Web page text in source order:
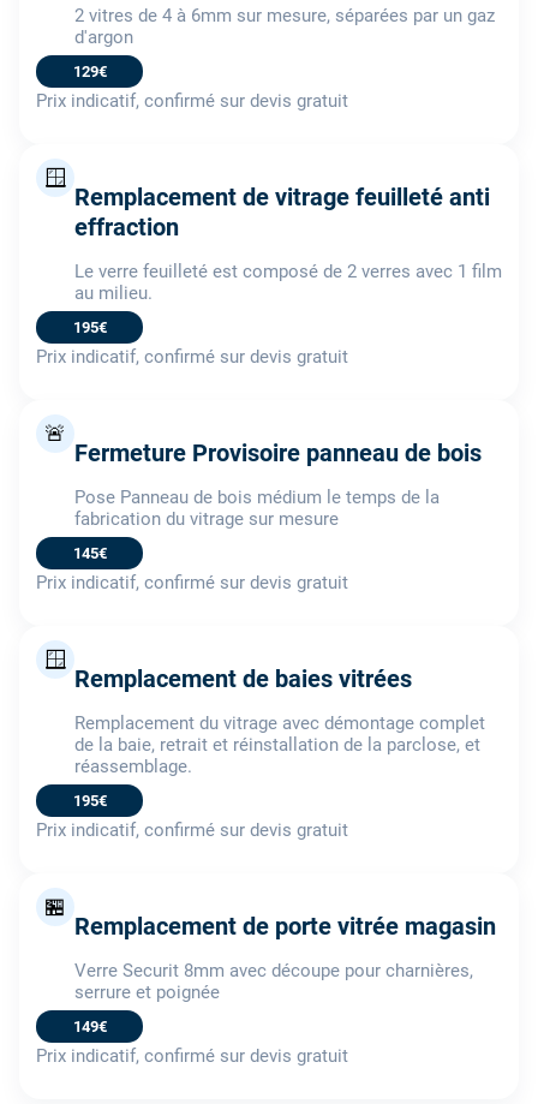
2 vitres de 4 à 6mm sur mesure, séparées par un gaz
d'argon
129€
Prix indicatif, confirmé sur devis gratuit
🪟
Remplacement de vitrage feuilleté anti
effraction
Le verre feuilleté est composé de 2 verres avec 1 film
au milieu.
195€
Prix indicatif, confirmé sur devis gratuit
🚨
Fermeture Provisoire panneau de bois
Pose Panneau de bois médium le temps de la
fabrication du vitrage sur mesure
145€
Prix indicatif, confirmé sur devis gratuit
🪟
Remplacement de baies vitrées
Remplacement du vitrage avec démontage complet
de la baie, retrait et réinstallation de la parclose, et
réassemblage.
195€
Prix indicatif, confirmé sur devis gratuit
🏪
Remplacement de porte vitrée magasin
Verre Securit 8mm avec découpe pour charnières,
serrure et poignée
149€
Prix indicatif, confirmé sur devis gratuit